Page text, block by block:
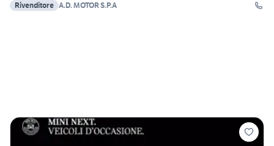
Rivenditore A.D. MOTOR S.P.A